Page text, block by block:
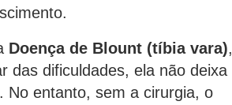
Doença de Blount (tíbia vara),
das dificuldades, ela não deixa
No entanto, sem a cirurgia, o